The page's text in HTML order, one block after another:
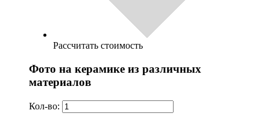
Рассчитать стоимость
Фото на керамике из различных
материалов
Кол-во: